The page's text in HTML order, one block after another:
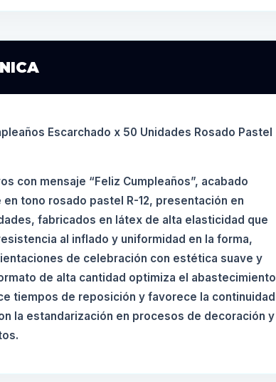
Escarchado x 50 Unidades Rosado Pastel
con mensaje “Feliz Cumpleaños”, acabado
tono rosado pastel R-12, presentación en
fabricados en látex de alta elasticidad que
al inflado y uniformidad en la forma,
de celebración con estética suave y
de alta cantidad optimiza el abastecimiento
tiempos de reposición y favorece la continuidad
la estandarización en procesos de decoración y